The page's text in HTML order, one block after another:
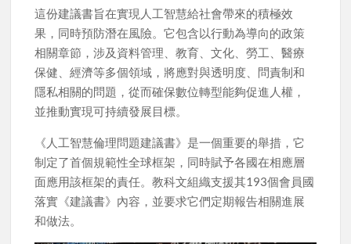
這份建議書旨在實現人工智慧給社會帶來的積極效
果，同時預防潛在風險。它包含以行動為導向的政策
相關章節，涉及資料管理、教育、文化、勞工、醫療
保健、經濟等多個領域，將應對與透明度、問責制和
隱私相關的問題，從而確保數位轉型能夠促進人權，
並推動實現可持續發展目標。
《人工智慧倫理問題建議書》是一個重要的舉措，它
制定了首個規範性全球框架，同時賦予各國在相應層
面應用該框架的責任。教科文組織支援其193個會員國
落實《建議書》內容，並要求它們定期報告相關進展
和做法。